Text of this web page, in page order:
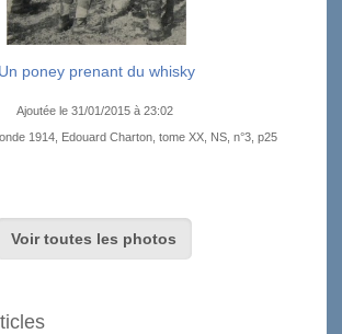
Un poney prenant du whisky
Ajoutée le 31/01/2015 à 23:02
1914, Edouard Charton, tome XX, NS, n°3, p25
Voir toutes les photos